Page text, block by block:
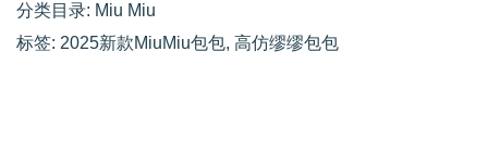
分类目录: Miu Miu
标签: 2025新款MiuMiu包包, 高仿缪缪包包